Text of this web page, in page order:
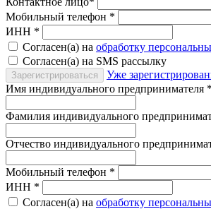
Мобильный телефон *
ИНН *
Согласен(а) на обработку
Согласен(а) на SMS рассылку
Зарегистрироваться
Уже
Имя индивидуального предпринимателя *
Фамилия индивидуального
Отчество индивидуального
Мобильный телефон *
ИНН *
Согласен(а) на обработку